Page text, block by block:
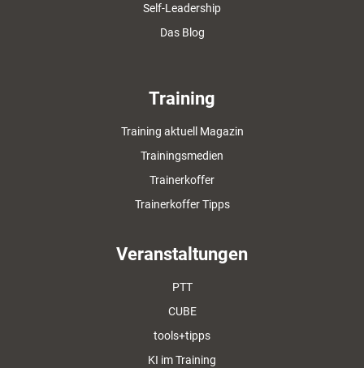
Self-Leadership
Das Blog
Training
Training aktuell Magazin
Trainingsmedien
Trainerkoffer
Trainerkoffer Tipps
Veranstaltungen
PTT
CUBE
tools+tipps
KI im Training